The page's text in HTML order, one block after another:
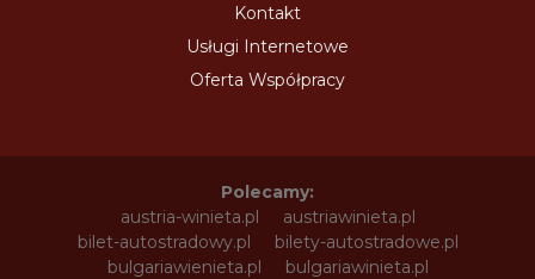
Kontakt
Usługi Internetowe
Oferta Współpracy
Polecamy:
austria-winieta.pl
austriawinieta.pl
bilet-autostradowy.pl
bilety-autostradowe.pl
bulgariawienieta.pl
bulgariawinieta.pl